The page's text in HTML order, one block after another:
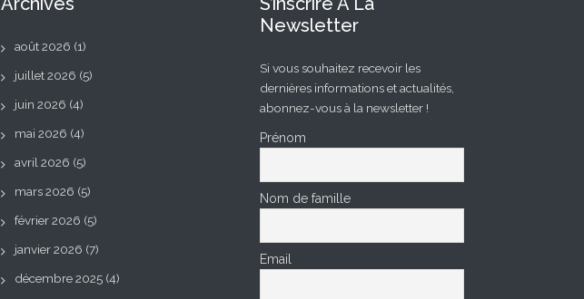
août 2026 (1)
juillet 2026 (5)
juin 2026 (4)
mai 2026 (4)
avril 2026 (5)
mars 2026 (5)
février 2026 (5)
janvier 2026 (7)
décembre 2025 (4)
Newsletter
Si vous souhaitez recevoir les
dernières informations et actualités,
abonnez-vous à la newsletter !
Prénom
Nom de famille
Email